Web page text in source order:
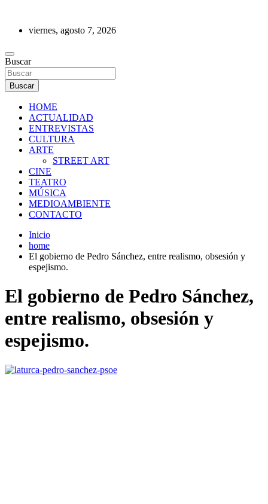
contenidoviernes, agosto 7, 2026
REVISTA DE PRENSA
Buscar
Buscar
HOME
ACTUALIDAD
ENTREVISTAS
CULTURA
ARTE
STREET ART
CINE
TEATRO
MÚSICA
MEDIOAMBIENTE
CONTACTO
Inicio
home
El gobierno de Pedro Sánchez, entre realismo, obsesión y
espejismo.
El gobierno de Pedro Sánchez,
entre realismo, obsesión y
espejismo.